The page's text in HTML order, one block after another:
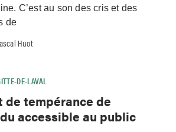
C’est au son des cris et des
de
Huot
DE-LAVAL
de tempérance de
accessible au public